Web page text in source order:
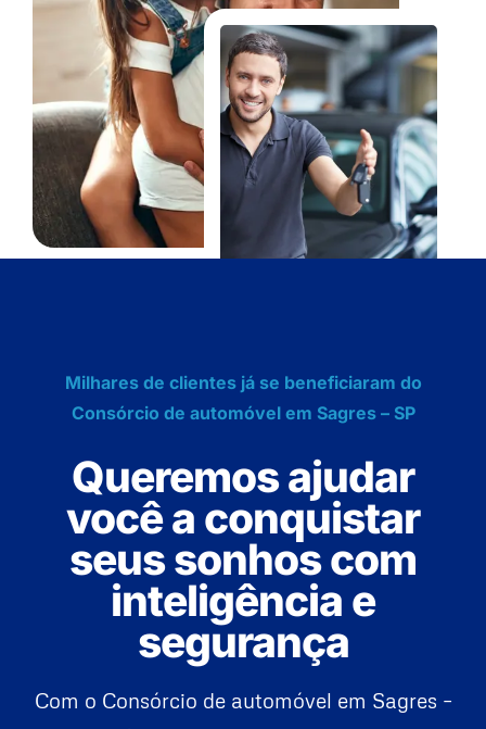
Milhares de clientes já se beneficiaram do
Consórcio de automóvel em Sagres – SP
Queremos ajudar
você a conquistar
seus sonhos com
inteligência e
segurança
Com o Consórcio de automóvel em Sagres –